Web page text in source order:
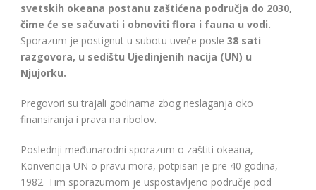
svetskih okeana postanu zaštićena područja do 2030,
čime će se sačuvati i obnoviti flora i fauna u vodi.
Sporazum je postignut u subotu uveče posle 38 sati
razgovora, u sedištu Ujedinjenih nacija (UN) u
Njujorku.
Pregovori su trajali godinama zbog neslaganja oko
finansiranja i prava na ribolov.
Poslednji međunarodni sporazum o zaštiti okeana,
Konvencija UN o pravu mora, potpisan je pre 40 godina,
1982. Tim sporazumom je uspostavljeno područje pod